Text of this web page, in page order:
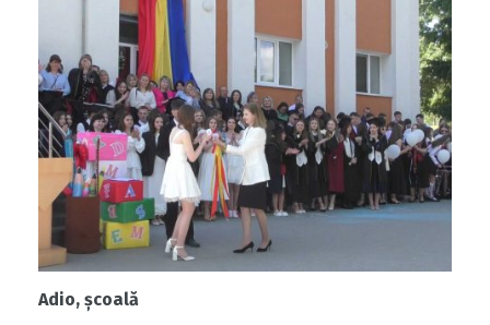
Adio, școală